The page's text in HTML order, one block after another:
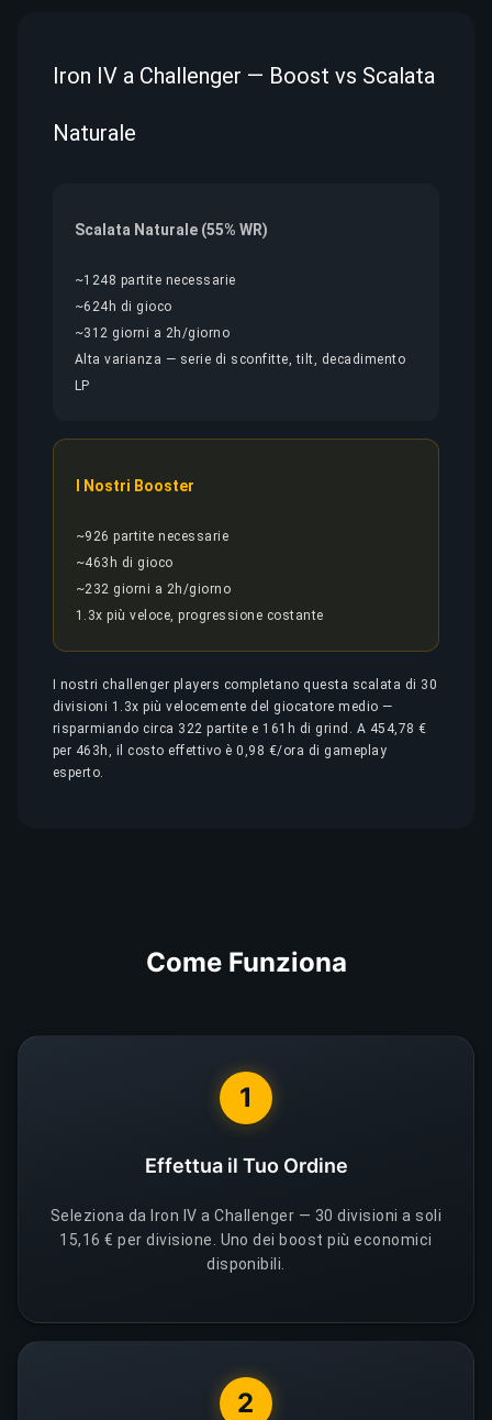
Iron IV a Challenger — Boost vs Scalata
Naturale
Scalata Naturale (55% WR)
~1248 partite necessarie
~624h di gioco
~312 giorni a 2h/giorno
Alta varianza — serie di sconfitte, tilt, decadimento
LP
I Nostri Booster
~926 partite necessarie
~463h di gioco
~232 giorni a 2h/giorno
1.3x più veloce, progressione costante
I nostri challenger players completano questa scalata di 30
divisioni 1.3x più velocemente del giocatore medio —
risparmiando circa 322 partite e 161h di grind. A 454,78 €
per 463h, il costo effettivo è 0,98 €/ora di gameplay
esperto.
Come Funziona
1
Effettua il Tuo Ordine
Seleziona da Iron IV a Challenger — 30 divisioni a soli
15,16 € per divisione. Uno dei boost più economici
disponibili.
2